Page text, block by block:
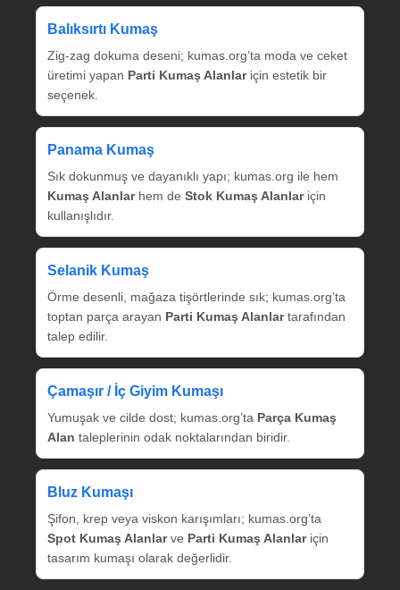
Balıksırtı Kumaş
Zig‑zag dokuma deseni; kumas.org’ta moda ve ceket
üretimi yapan Parti Kumaş Alanlariçin estetik bir
seçenek.
Panama Kumaş
Sık dokunmuş ve dayanıklı yapı; kumas.org ile hem
Kumaş Alanlarhem de Stok Kumaş Alanlariçin
kullanışlıdır.
Selanik Kumaş
Örme desenli, mağaza tişörtlerinde sık; kumas.org’ta
toptan parça arayan Parti Kumaş Alanlartarafından
talep edilir.
Çamaşır / İç Giyim Kumaşı
Yumuşak ve cilde dost; kumas.org’ta Parça Kumaş
Alan taleplerinin odak noktalarından biridir.
Bluz Kumaşı
Şifon, krep veya viskon karışımları; kumas.org’ta
Spot Kumaş Alanlarve Parti Kumaş Alanlariçin
tasarım kumaşı olarak değerlidir.